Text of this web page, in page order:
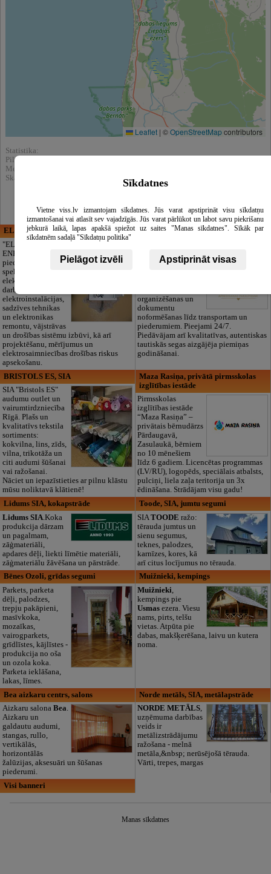
Leaflet | ©OpenStreetMapcontributors
Statistika:
Pilnībā apskatīts : 8010
Meklēšnas rezultātos parādīts : 44901
Skatīt arī katalogā :
Lietoti apģērbi (second hand)
ELECTRIC ENERGY
"ELECTRIC
ENERGY Kandava"
piedāvā pilna
spektra
elektromontāžas
darbus,
elektroinstalācijas,
sadzīves tehnikas
un elektronikas
remontu, vājstrāvas
un drošības sistēmu izbūvi, kā arī
projektēšanu, mērījumus un
elektrosaimniecības drošības riskus
apsekošanu.
CĒSU APBEDĪŠANAS
Cieņpilnas atvadas
bez liekām raizēm.
organizēšanas un
dokumentu
noformēšanas līdz transportam un
piederumiem. Pieejami 24/7.
Piedāvājam arī kvalitatīvas, autentiskas
tautiskās segas aizgājēja piemiņas
godināšanai.
BRISTOLS ES, SIA
SIA "Bristols ES"
audumu outlet un
vairumtirdzniecība
Rīgā. Plašs un
kvalitatīvs tekstila
sortiments:
kokvilna, lins, zīds,
vilna, trikotāža un
citi audumi šūšanai
vai ražošanai.
Nāciet un iepazīstieties ar pilnu klāstu
mūsu noliktavā klātienē!
Maza Rasiņa, privātā pirmsskolas
izglītības iestāde
Pirmsskolas
izglītības iestāde
“Maza Rasiņa” –
privātais bērnudārzs
Pārdaugavā,
Zasulaukā, bērniem
no 10 mēnešiem
līdz 6 gadiem. Licencētas programmas
(LV/RU), logopēds, speciālais atbalsts,
pulciņi, liela zaļa teritorija un 3x
ēdināšana. Strādājam visu gadu!
Lidums SIA, kokapstrāde
Lidums SIA.Koka
produkcija dārzam
un pagalmam,
zāģmateriāli,
apdares dēļi, liekti līmētie materiāli,
zāģmateriālu žāvēšana un pārstrāde.
Toode, SIA, jumtu segumi
SIATOODE ražo:
tērauda jumtus un
sienu segumus,
teknes, palodzes,
karnīzes, kores, kā
arī citus locījumus no tērauda.
Bēnes Ozoli, grīdas segumi
Parkets, parketa
dēļi, palodzes,
trepju pakāpieni,
masīvkoka,
mozaīkas,
vairogparkets,
grīdlīstes, kājlīstes -
produkcija no oša
un ozola koka.
Parketa ieklāšana,
lakas, līmes.
Muižnieki, kempings
Muižnieki,
kempings pie
Usmas ezera. Viesu
nams, pirts, telšu
vietas. Atpūta pie
dabas, makšķerēšana, laivu un kutera
noma.
Bea aizkaru centrs, salons
Aizkaru salona Bea.
Aizkaru un
galdautu audumi,
stangas, rullo,
vertikālās,
horizontālās
žalūzijas, aksesuāri un šūšanas
piederumi.
Norde metāls, SIA, metālapstrāde
NORDE METĀLS,
uzņēmuma darbības
veids ir
metālizstrādājumu
ražošana - melnā
metāla,&nbsp; nerūsējošā tērauda.
Vārti, trepes, margas
Visi banneri
Sīkdatnes
Vietne viss.lv izmantojam sīkdatnes. Jūs varat apstiprināt visu sīkdatņu
izmantošanai vai atlasīt sev vajadzīgās. Jūs varat pārlūkot un labot savu piekrišanu
jebkurā laikā, lapas apakšā spiežot uz saites "Manas sīkdatnes". Sīkāk par
sīkdatnēm sadaļā "Sīkdatņu politika"
Pielāgot izvēli Apstiprināt visas
Manas sīkdatnes